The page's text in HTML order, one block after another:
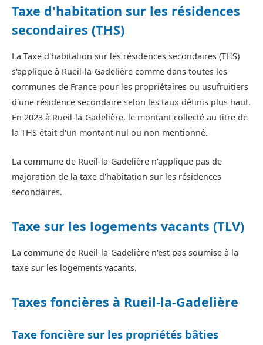
Taxe d'habitation sur les résidences
secondaires (THS)
La Taxe d'habitation sur les résidences secondaires (THS)
s'applique à Rueil-la-Gadelière comme dans toutes les
communes de France pour les propriétaires ou usufruitiers
d'une résidence secondaire selon les taux définis plus haut.
En 2023 à Rueil-la-Gadelière, le montant collecté au titre de
la THS était d'un montant nul ou non mentionné.
La commune de Rueil-la-Gadelière n'applique pas de
majoration de la taxe d'habitation sur les résidences
secondaires.
Taxe sur les logements vacants (TLV)
La commune de Rueil-la-Gadelière n'est pas soumise à la
taxe sur les logements vacants.
Taxes foncières à Rueil-la-Gadelière
Taxe foncière sur les propriétés bâties